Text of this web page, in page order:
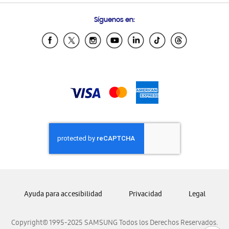
Samsung Ecuador
Samsung El Salvador
Samsung Nicaragua
Samsung Panamá
Samsung República Dominicana
Samsung Venezuela
Síguenos en:
Copyright© 1995-2025 SAMSUNG Todos los Derechos Reservados.
Ayuda para accesibilidad Privacidad Legal